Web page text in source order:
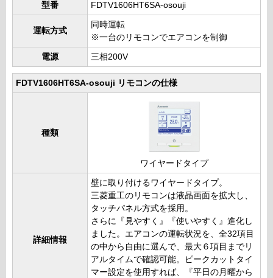
型番 FDTV1606HT6SA-osouji
運転方式
同時運転
※一台のリモコンでエアコンを制御
電源 三相200V
FDTV1606HT6SA-osouji リモコンの仕様
種類
ワイヤードタイプ
詳細情報
壁に取り付けるワイヤードタイプ。
三菱重工のリモコンは液晶画面を拡大し、
タッチパネル方式を採用。
さらに『見やすく』『使いやすく』進化し
ました。エアコンの運転状況を、全32項目
の中から自由に選んで、最大６項目までリ
アルタイムで確認可能。ピークカットタイ
マー設定を使用すれば、『平日の月曜から